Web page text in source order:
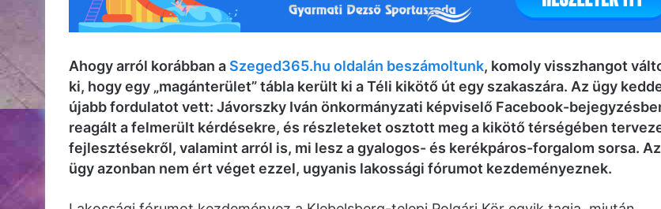
Ahogy arról korábban a Szeged365.hu oldalán beszámoltunk, komoly visszhangot
ki, hogy egy „magánterület” tábla került ki a Téli kikötő út egy szakaszára. Az ügy
újabb fordulatot vett: Jávorszky Iván önkormányzati képviselő Facebook-
reagált a felmerült kérdésekre, és részleteket osztott meg a kikötő térségében
fejlesztésekről, valamint arról is, mi lesz a gyalogos- és kerékpáros-forgalom sorsa. Az
ügy azonban nem ért véget ezzel, ugyanis lakossági fórumot kezdeményeznek.